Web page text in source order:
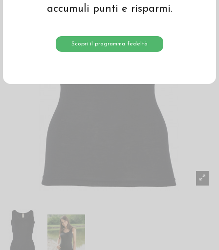
accumuli punti e risparmi.
Scopri il programma fedeltà